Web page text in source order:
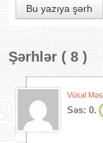
Bu yazıya şərh
Şərhlər ( 8 )
Vüsal
Səs: 0.